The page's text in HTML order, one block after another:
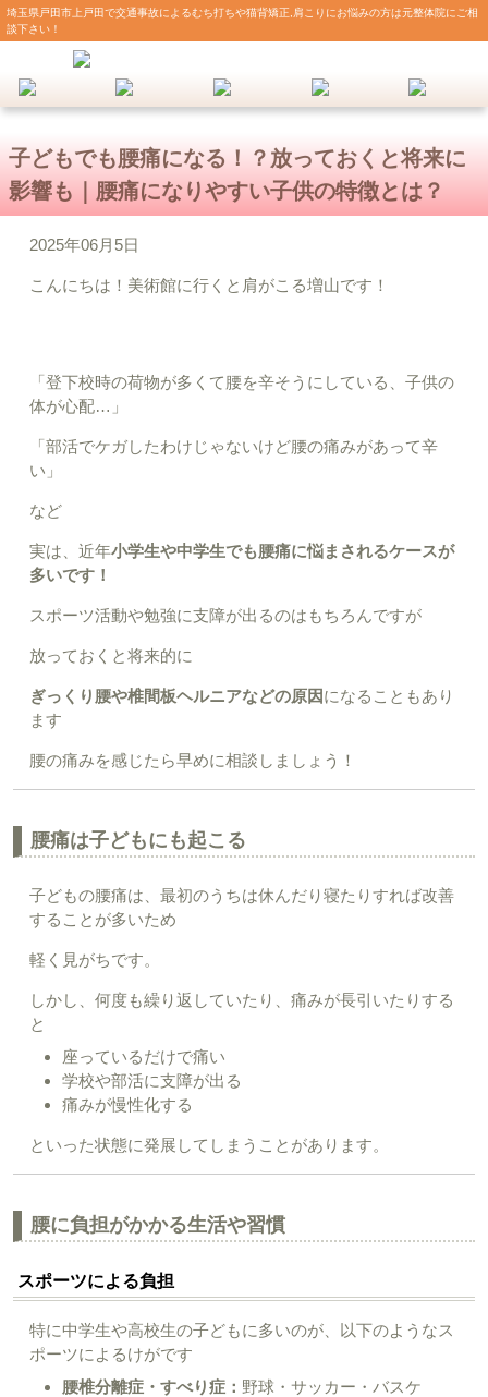
埼玉県戸田市上戸田で交通事故によるむち打ちや猫背矯正,肩こりにお悩みの方は元整体院にご相
談下さい！
子どもでも腰痛になる！？放っておくと将来に
影響も｜腰痛になりやすい子供の特徴とは？
2025年06月5日
こんにちは！美術館に行くと肩がこる増山です！
「登下校時の荷物が多くて腰を辛そうにしている、子供の
体が心配…」
「部活でケガしたわけじゃないけど腰の痛みがあって辛
い」
など
実は、近年小学生や中学生でも腰痛に悩まされるケースが
多いです！
スポーツ活動や勉強に支障が出るのはもちろんですが
放っておくと将来的に
ぎっくり腰や椎間板ヘルニアなどの原因になることもあり
ます
腰の痛みを感じたら早めに相談しましょう！
腰痛は子どもにも起こる
子どもの腰痛は、最初のうちは休んだり寝たりすれば改善
することが多いため
軽く見がちです。
しかし、何度も繰り返していたり、痛みが長引いたりする
と
座っているだけで痛い
学校や部活に支障が出る
痛みが慢性化する
といった状態に発展してしまうことがあります。
腰に負担がかかる生活や習慣
スポーツによる負担
特に中学生や高校生の子どもに多いのが、以下のようなス
ポーツによるけがです
腰椎分離症・すべり症： 野球・サッカー・バスケ